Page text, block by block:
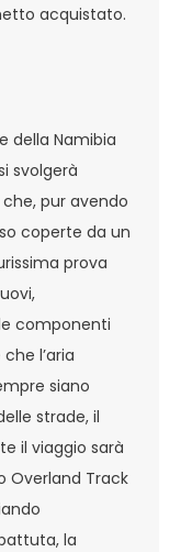
acquistato.
della Namibia
svolgerà
pur avendo
coperte da un
prova
componenti
l’aria
siano
strade, il
il viaggio sarà
Overland Track
la